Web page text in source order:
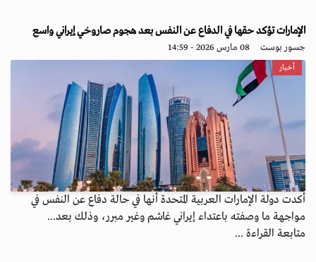
الإمارات تؤكد حقها في الدفاع عن النفس بعد هجوم صاروخي إيراني واسع
جسور بوست 08 مارس 2026 - 14:59
أخبار
أكدت دولة الإمارات العربية المتحدة أنها في حالة دفاع عن النفس في
مواجهة ما وصفته باعتداء إيراني غاشم وغير مبرر، وذلك بعد...
متابعة القراءة ...